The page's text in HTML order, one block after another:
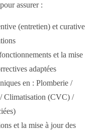
assurer :
(entretien) et curative
et la mise
adaptées
en : Plomberie /
Climatisation (CVC) /
et la mise à jour des